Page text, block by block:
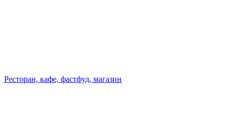
Ресторан, кафе, фастфуд, магазин